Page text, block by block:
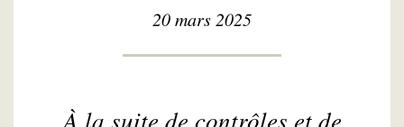
20 mars 2025
À la suite de contrôles et de